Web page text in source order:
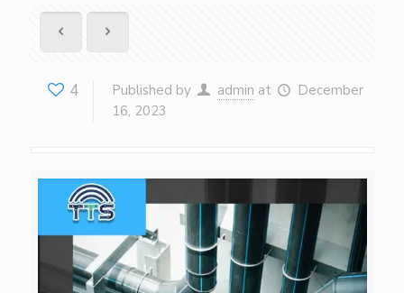
4 Published by admin at
December
16, 2023